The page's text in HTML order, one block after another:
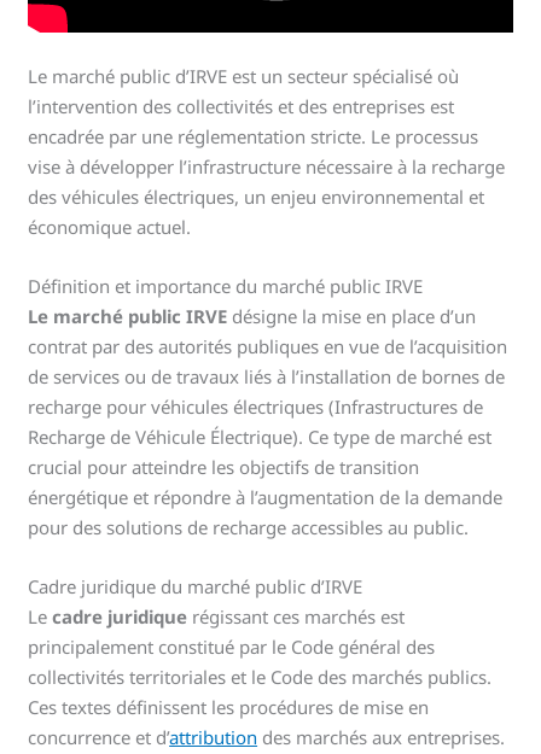
Le marché public d’IRVE est un secteur spécialisé où
l’intervention des collectivités et des entreprises est
encadrée par une réglementation stricte. Le processus
vise à développer l’infrastructure nécessaire à la recharge
des véhicules électriques, un enjeu environnemental et
économique actuel.
Définition et importance du marché public IRVE
Le marché public IRVE désigne la mise en place d’un
contrat par des autorités publiques en vue de l’acquisition
de services ou de travaux liés à l’installation de bornes de
recharge pour véhicules électriques (Infrastructures de
Recharge de Véhicule Électrique). Ce type de marché est
crucial pour atteindre les objectifs de transition
énergétique et répondre à l’augmentation de la demande
pour des solutions de recharge accessibles au public.
Cadre juridique du marché public d’IRVE
Lecadre juridique régissant ces marchés est
principalement constitué par le Code général des
collectivités territoriales et le Code des marchés publics.
Ces textes définissent les procédures de mise en
concurrence et d’attribution des marchés aux entreprises.